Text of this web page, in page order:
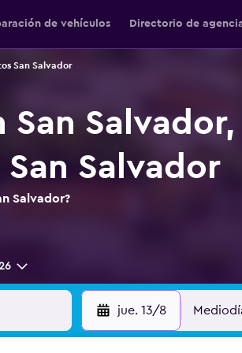
de vehículos Directorio de
San Salvador
Salvador,
Salvador
Salvador?
jue. 13/8